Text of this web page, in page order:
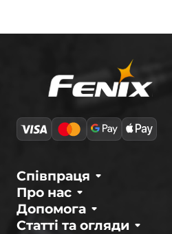
Про нас
Співпраця
Статті та огляди
Допомога